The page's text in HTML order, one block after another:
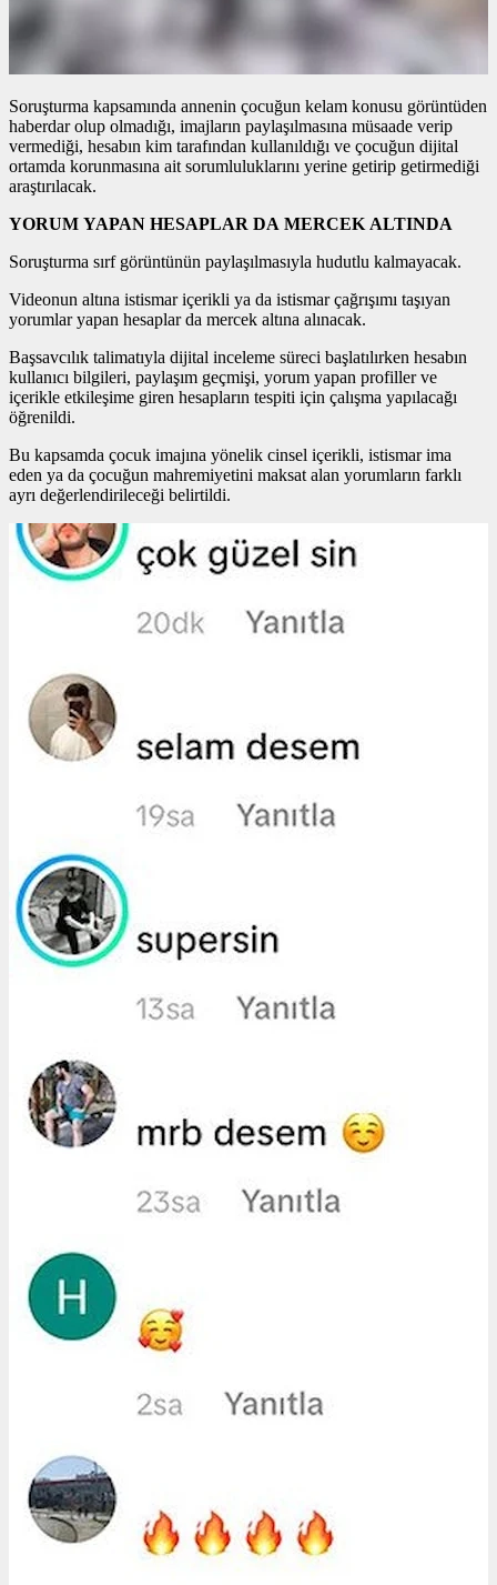
Soruşturma kapsamında annenin çocuğun kelam konusu görüntüden
haberdar olup olmadığı, imajların paylaşılmasına müsaade verip
vermediği, hesabın kim tarafından kullanıldığı ve çocuğun dijital
ortamda korunmasına ait sorumluluklarını yerine getirip getirmediği
araştırılacak.
YORUM YAPAN HESAPLAR DA MERCEK ALTINDA
Soruşturma sırf görüntünün paylaşılmasıyla hudutlu kalmayacak.
Videonun altına istismar içerikli ya da istismar çağrışımı taşıyan
yorumlar yapan hesaplar da mercek altına alınacak.
Başsavcılık talimatıyla dijital inceleme süreci başlatılırken hesabın
kullanıcı bilgileri, paylaşım geçmişi, yorum yapan profiller ve
içerikle etkileşime giren hesapların tespiti için çalışma yapılacağı
öğrenildi.
Bu kapsamda çocuk imajına yönelik cinsel içerikli, istismar ima
eden ya da çocuğun mahremiyetini maksat alan yorumların farklı
ayrı değerlendirileceği belirtildi.